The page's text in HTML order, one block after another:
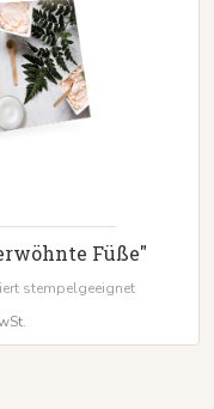
Füße"
stempelgeeignet